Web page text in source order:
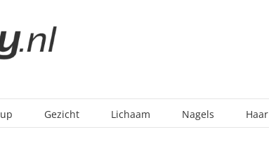
Gezicht Lichaam Nagels Haar